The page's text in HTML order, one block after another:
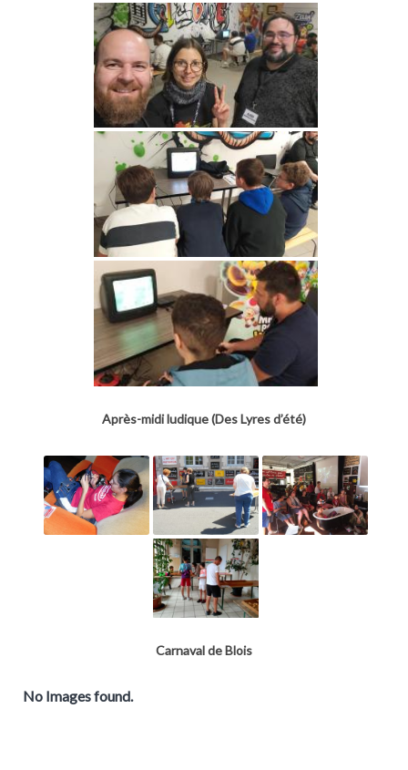
Après-midi ludique (Des Lyres d’été)
Carnaval de Blois
No Images found.